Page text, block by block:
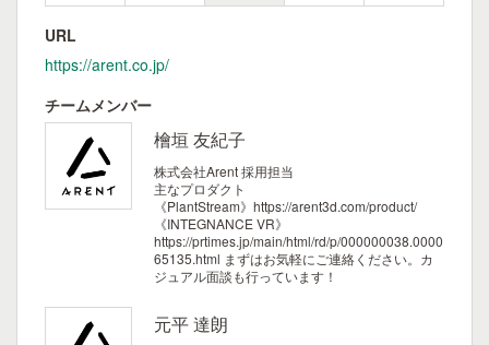
URL
https://arent.co.jp/
チームメンバー
檜垣 友紀子
株式会社Arent 採用担当
主なプロダクト
《PlantStream》https://arent3d.com/product/
《INTEGNANCE VR》
https://prtimes.jp/main/html/rd/p/000000038.0000
65135.html まずはお気軽にご連絡ください。カ
ジュアル面談も行っています！
元平 達朗